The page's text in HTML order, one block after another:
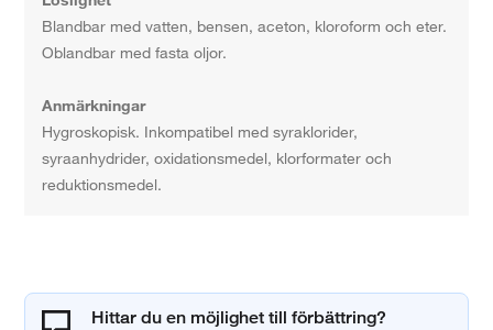
Blandbar med vatten, bensen, aceton, kloroform och eter.
Oblandbar med fasta oljor.
Anmärkningar
Hygroskopisk. Inkompatibel med syraklorider,
syraanhydrider, oxidationsmedel, klorformater och
reduktionsmedel.
Hittar du en möjlighet till förbättring?